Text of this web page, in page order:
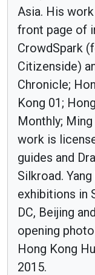
Asia. His
front page of
CrowdSpark
Citizenside)
Chronicle;
Kong 01;
Monthly; Ming
work is
guides and
Silkroad.
exhibitions in
DC, Beijing
opening
Hong Kong
2015.